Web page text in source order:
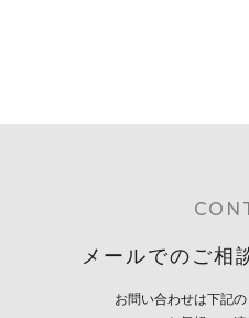
メールでのご相
お問い合わせは下記